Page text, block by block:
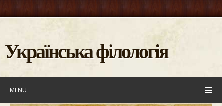
Українська філологія
MENU